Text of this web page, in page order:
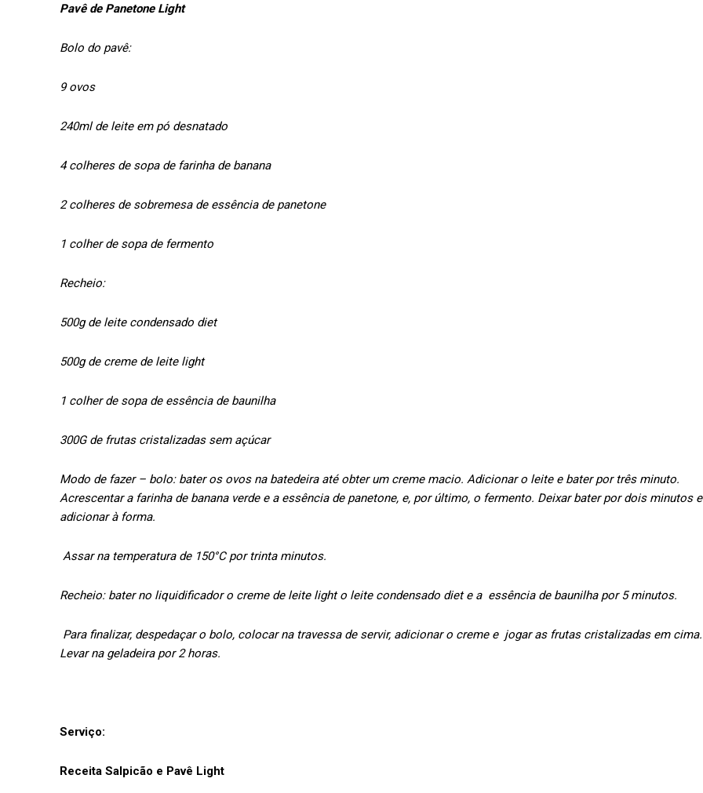
Pavê de Panetone Light
Bolo do pavê:
9 ovos
240ml de leite em pó desnatado
4 colheres de sopa de farinha de banana
2 colheres de sobremesa de essência de panetone
1 colher de sopa de fermento
Recheio:
500g de leite condensado diet
500g de creme de leite light
1 colher de sopa de essência de baunilha
300G de frutas cristalizadas sem açúcar
Modo de fazer – bolo: bater os ovos na batedeira até obter um creme macio. Adicionar o leite e bater por três minuto.
Acrescentar a farinha de banana verde e a essência de panetone, e, por último, o fermento. Deixar bater por dois minutos e
adicionar à forma.
Assar na temperatura de 150°C por trinta minutos.
Recheio: bater no liquidificador o creme de leite light o leite condensado diet e a essência de baunilha por 5 minutos.
Para finalizar, despedaçar o bolo, colocar na travessa de servir, adicionar o creme e jogar as frutas cristalizadas em cima.
Levar na geladeira por 2 horas.
Serviço:
Receita Salpicão e Pavê Light